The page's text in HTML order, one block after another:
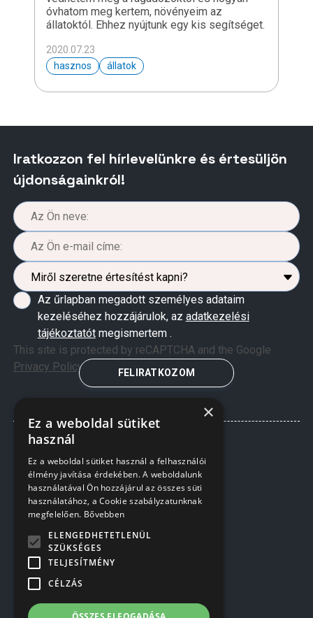
óvhatom meg kertem, növényeim az
állatoktól. Ehhez nyújtunk egy kis segítséget.
2020.07.23
hasznos
állatok
Iratkozzon fel hírlevelünkre és értesüljön
újdonságainkról!
Az űrlapban megadott személyes adataim
kezeléséhez hozzájárulok, az adatkezelési
tájékoztatótmegismertem .
This site is protected by reCAPTCHA and the Google
Privacy Policyand Terms of Serviceapply.
FELIRATKOZOM
RÓLUNK
KERÍTÉSEK TELEPÍTÉSE
×
Ez a weboldal sütiket
használ
Ez a weboldal sütiket használ a felhasználói
élmény javítása érdekében. A weboldalunk
használatával Ön hozzájárul az összes süti
használatához, a Cookie szabályzatunknak
megfelelően. Bővebben
ELENGEDHETETLENÜL
SZÜKSÉGES
TELJESÍTMÉNY
CÉLZÁS